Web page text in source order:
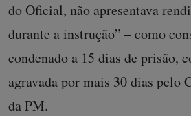
do Oficial, não apresentava
durante a instrução” – como
condenado a 15 dias de prisão,
agravada por mais 30 dias pelo
da PM.